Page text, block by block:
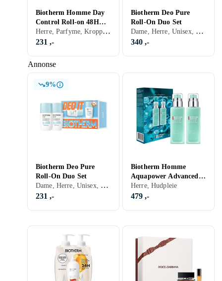
Annonse
Biotherm Homme Day
Control Roll-on 48H
2x75ml
Herre, Parfyme, Kroppspleie
231 ,-
Biotherm Deo Pure
Roll-On Duo Set
Dame, Herre, Unisex, Parfyme, Kroppspleie
340 ,-
9%
Biotherm Deo Pure
Roll-On Duo Set
Dame, Herre, Unisex, Parfyme, Kroppspleie
231 ,-
Biotherm Homme
Aquapower Advanced
Gel Duo Set 2x75ml
Herre, Hudpleie
479 ,-